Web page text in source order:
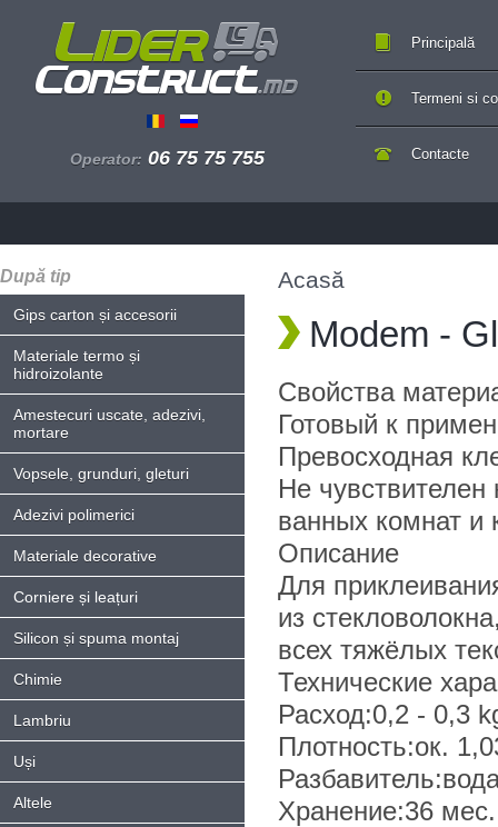
Operator: 06 75 75 755
Principală
Contacte
Termeni si
După tip
Gips carton și accesorii
Materiale termo și
hidroizolante
Amestecuri uscate, adezivi,
mortare
Vopsele, grunduri, gleturi
Adezivi polimerici
Materiale decorative
Corniere și leațuri
Silicon și spuma montaj
Chimie
Lambriu
Uși
Altele
Acasă
Modem -
Свойства
Готовый к
Превосходная
Не чувствителен
ванных комнат и
Описание
Для
из
всех тяжёлых
Технические
Расход:0,2 - 0,3
Плотность:ок.
Хранение:36 мес.